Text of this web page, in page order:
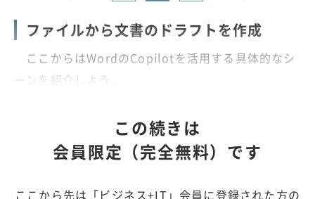
ファイルから文書のドラフトを作成
ここからはWordのCopilotを活用する具体的なシ
ーンを紹介しよう。
この続きは
会員限定（完全無料）です
ここから先は「ビジネス+IT」会員に登録された方の